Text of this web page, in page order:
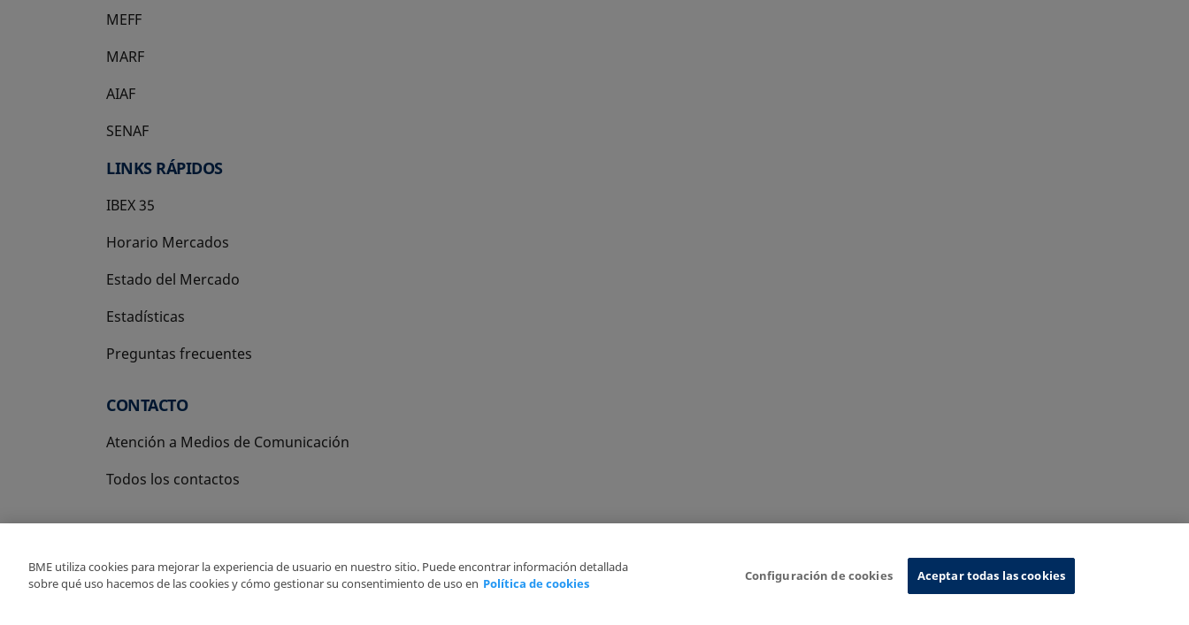
MEFF
se abre en una pestaña nueva
MARF
AIAF
SENAF
LINKS RÁPIDOS
IBEX 35
Horario Mercados
Estado del Mercado
Estadísticas
Preguntas frecuentes
CONTACTO
Atención a Medios de Comunicación
Todos los contactos
Copyright Ⓒ BME 2026 Sistema de Información
BME utiliza cookies para mejorar la experiencia de usuario en nuestro sitio. Puede encontrar información detallada
sobre qué uso hacemos de las cookies y cómo gestionar su consentimiento de uso en Política de cookies
Configuración de cookies Aceptar todas las cookies